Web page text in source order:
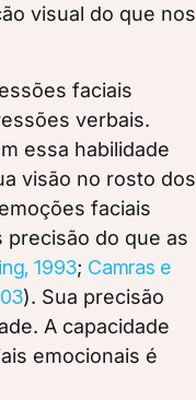
visual do que nos
faciais
verbais.
essa habilidade
visão no rosto dos
faciais
precisão do que as
1993; Camras e
). Sua precisão
A capacidade
emocionais é